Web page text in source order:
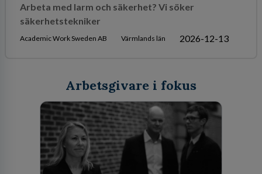
Arbeta med larm och säkerhet? Vi söker
säkerhetstekniker
Academic Work Sweden AB Värmlands län 2026-12-13
Arbetsgivare i fokus